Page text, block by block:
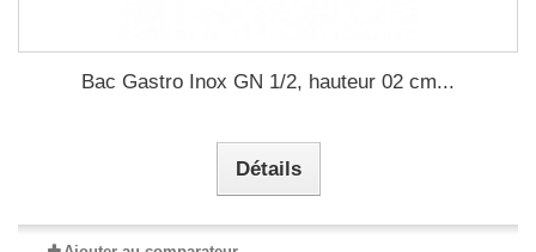
Bac Gastro Inox GN 1/2, hauteur 02 cm...
Détails